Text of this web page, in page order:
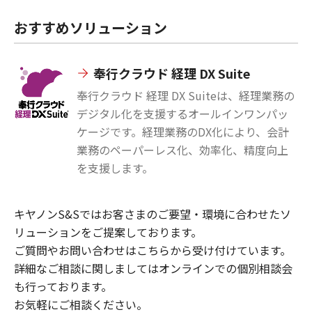
おすすめソリューション
奉行クラウド 経理 DX Suite
奉行クラウド 経理 DX Suiteは、経理業務の
デジタル化を支援するオールインワンパッ
ケージです。経理業務のDX化により、会計
業務のペーパーレス化、効率化、精度向上
を支援します。
キヤノンS&Sではお客さまのご要望・環境に合わせたソ
リューションをご提案しております。
ご質問やお問い合わせはこちらから受け付けています。
詳細なご相談に関しましてはオンラインでの個別相談会
も行っております。
お気軽にご相談ください。